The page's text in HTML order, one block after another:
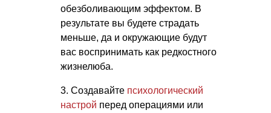
обезболивающим эффектом. В
результате вы будете страдать
меньше, да и окружающие будут
вас воспринимать как редкостного
жизнелюба.
3. Создавайте психологический
настрой перед операциями или